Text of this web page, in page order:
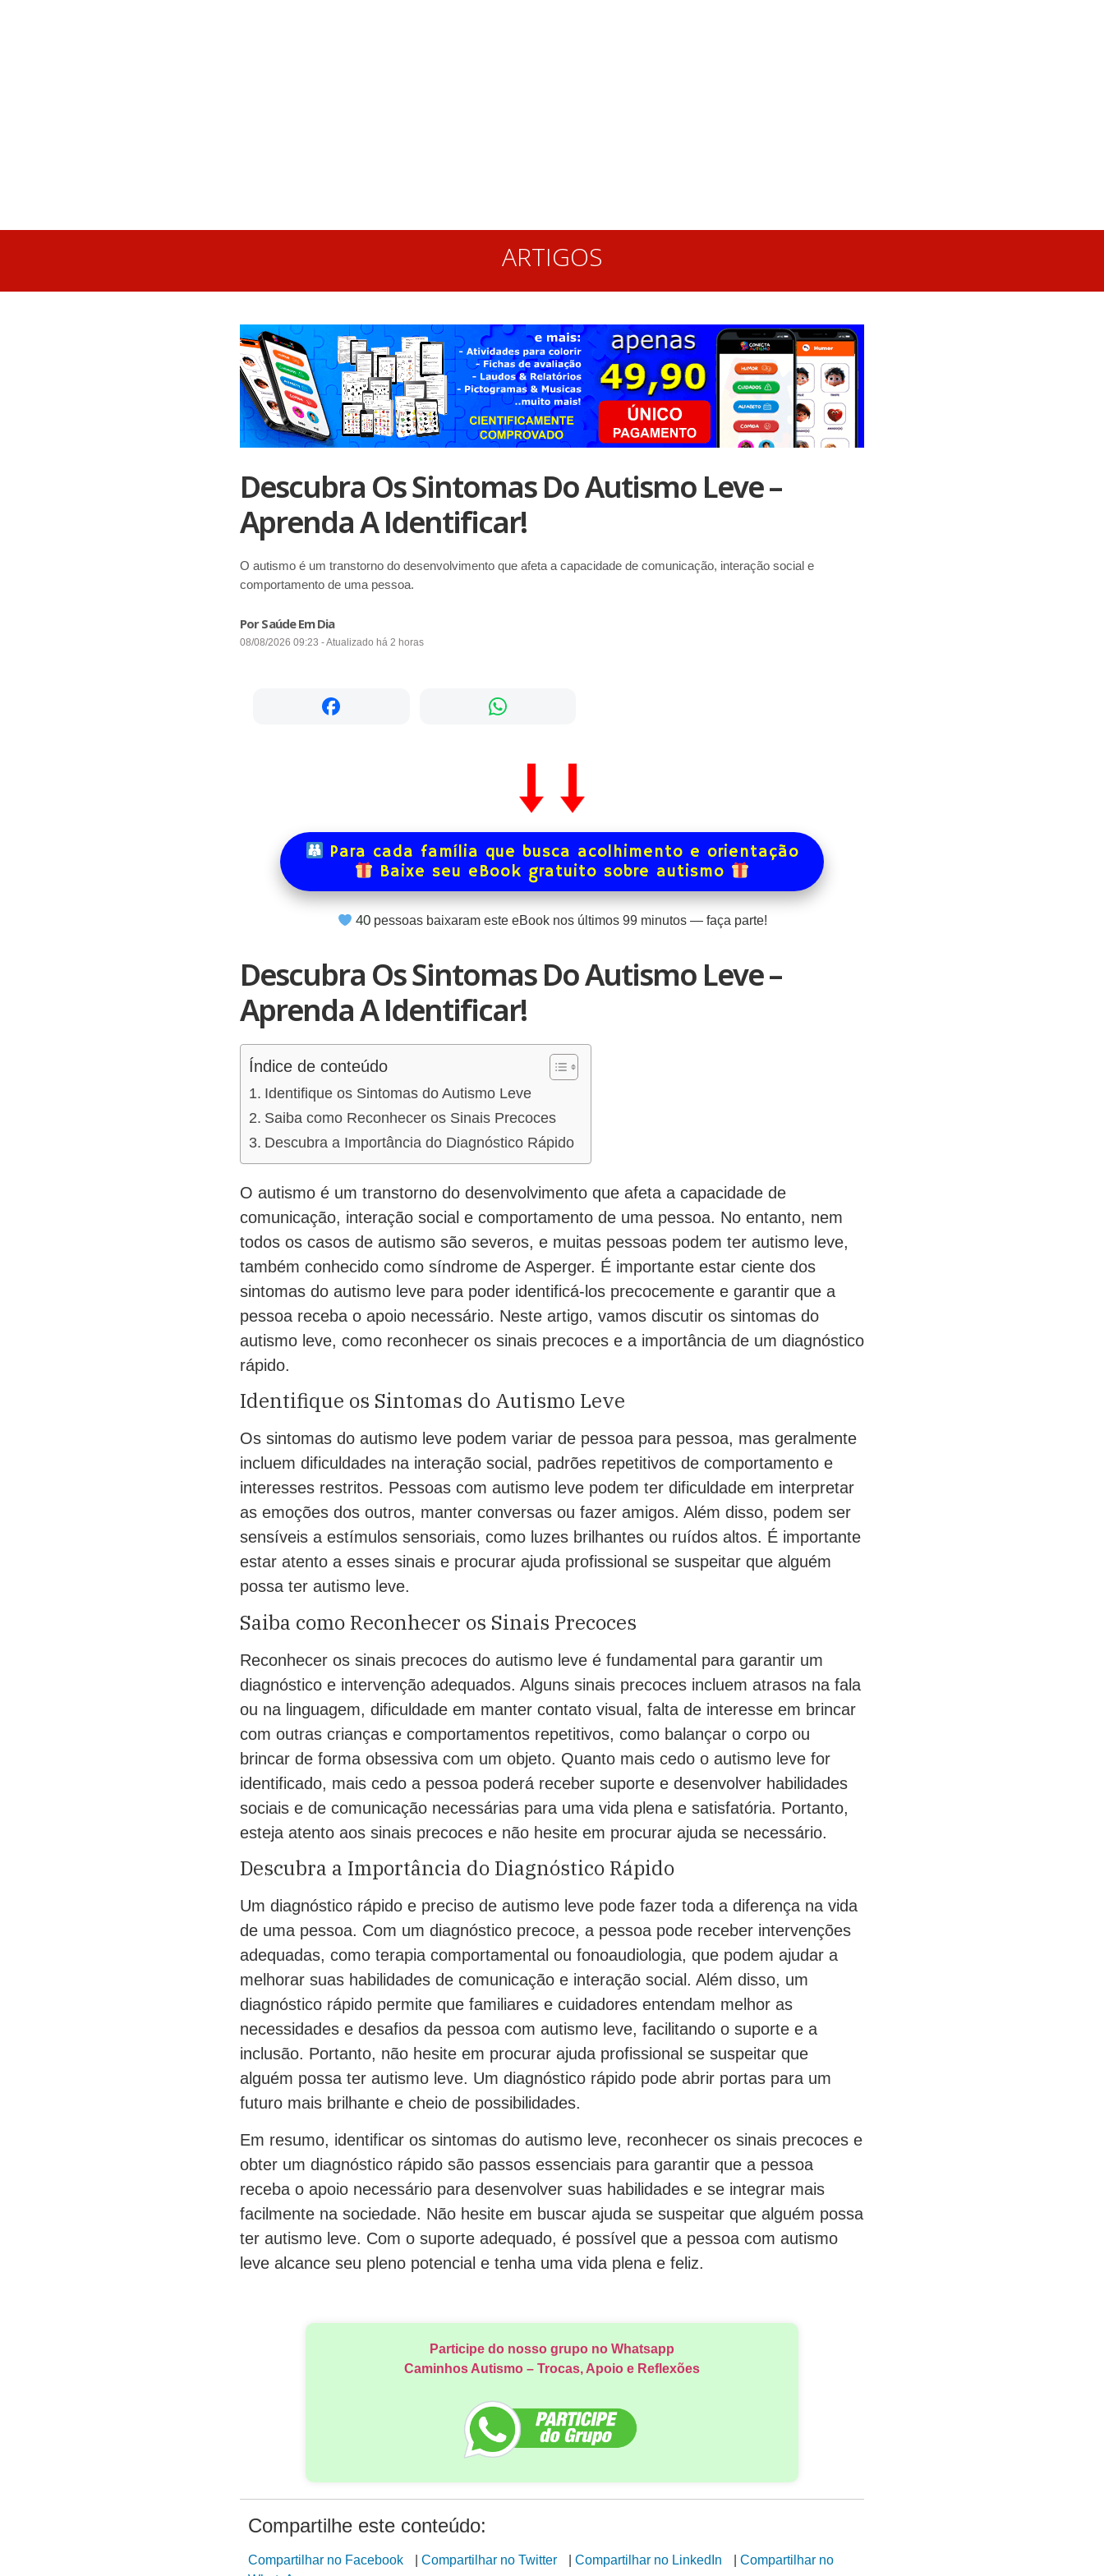
ARTIGOS
Descubra Os Sintomas Do Autismo Leve –
Aprenda A Identificar!
O autismo é um transtorno do desenvolvimento que afeta a capacidade de comunicação, interação social e
comportamento de uma pessoa.
Por Saúde Em Dia
08/08/2026 09:23 - Atualizado há 2 horas
Para cada família que busca acolhimento e orientação
Baixe seu eBook gratuito sobre autismo
40pessoas baixaram este eBook nos últimos 99minutos — faça parte!
Descubra Os Sintomas Do Autismo Leve –
Aprenda A Identificar!
Índice de conteúdo
Identifique os Sintomas do Autismo Leve
Saiba como Reconhecer os Sinais Precoces
Descubra a Importância do Diagnóstico Rápido
O autismo é um transtorno do desenvolvimento que afeta a capacidade de
comunicação, interação social e comportamento de uma pessoa. No entanto, nem
todos os casos de autismo são severos, e muitas pessoas podem ter autismo leve,
também conhecido como síndrome de Asperger. É importante estar ciente dos
sintomas do autismo leve para poder identificá-los precocemente e garantir que a
pessoa receba o apoio necessário. Neste artigo, vamos discutir os sintomas do
autismo leve, como reconhecer os sinais precoces e a importância de um diagnóstico
rápido.
Identifique os Sintomas do Autismo Leve
Os sintomas do autismo leve podem variar de pessoa para pessoa, mas geralmente
incluem dificuldades na interação social, padrões repetitivos de comportamento e
interesses restritos. Pessoas com autismo leve podem ter dificuldade em interpretar
as emoções dos outros, manter conversas ou fazer amigos. Além disso, podem ser
sensíveis a estímulos sensoriais, como luzes brilhantes ou ruídos altos. É importante
estar atento a esses sinais e procurar ajuda profissional se suspeitar que alguém
possa ter autismo leve.
Saiba como Reconhecer os Sinais Precoces
Reconhecer os sinais precoces do autismo leve é fundamental para garantir um
diagnóstico e intervenção adequados. Alguns sinais precoces incluem atrasos na fala
ou na linguagem, dificuldade em manter contato visual, falta de interesse em brincar
com outras crianças e comportamentos repetitivos, como balançar o corpo ou
brincar de forma obsessiva com um objeto. Quanto mais cedo o autismo leve for
identificado, mais cedo a pessoa poderá receber suporte e desenvolver habilidades
sociais e de comunicação necessárias para uma vida plena e satisfatória. Portanto,
esteja atento aos sinais precoces e não hesite em procurar ajuda se necessário.
Descubra a Importância do Diagnóstico Rápido
Um diagnóstico rápido e preciso de autismo leve pode fazer toda a diferença na vida
de uma pessoa. Com um diagnóstico precoce, a pessoa pode receber intervenções
adequadas, como terapia comportamental ou fonoaudiologia, que podem ajudar a
melhorar suas habilidades de comunicação e interação social. Além disso, um
diagnóstico rápido permite que familiares e cuidadores entendam melhor as
necessidades e desafios da pessoa com autismo leve, facilitando o suporte e a
inclusão. Portanto, não hesite em procurar ajuda profissional se suspeitar que
alguém possa ter autismo leve. Um diagnóstico rápido pode abrir portas para um
futuro mais brilhante e cheio de possibilidades.
Em resumo, identificar os sintomas do autismo leve, reconhecer os sinais precoces e
obter um diagnóstico rápido são passos essenciais para garantir que a pessoa
receba o apoio necessário para desenvolver suas habilidades e se integrar mais
facilmente na sociedade. Não hesite em buscar ajuda se suspeitar que alguém possa
ter autismo leve. Com o suporte adequado, é possível que a pessoa com autismo
leve alcance seu pleno potencial e tenha uma vida plena e feliz.
Participe do nosso grupo no Whatsapp
Caminhos Autismo – Trocas, Apoio e Reflexões
Compartilhe este conteúdo:
Compartilhar no Facebook Compartilhar no Twitter Compartilhar no LinkedIn
Compartilhar no